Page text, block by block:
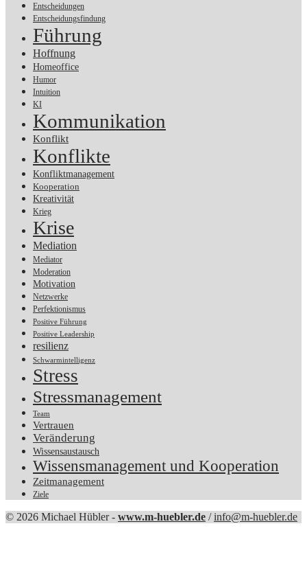
Entscheidungen
Entscheidungsfindung
Führung
Hoffnung
Homeoffice
Humor
Intuition
KI
Kommunikation
Konflikt
Konflikte
Konfliktmanagement
Kooperation
Kreativität
Krieg
Krise
Mediation
Mediator
Moderation
Motivation
Netzwerke
Perfektionismus
Positive Führung
Positive Leadership
resilienz
Schwarmintelligenz
Stress
Stressmanagement
Team
Vertrauen
Veränderung
Wissensaustausch
Wissensmanagement und Kooperation
Zeitmanagement
Ziele
© 2026 Michael Hübler - www.m-huebler.de /info@m-huebler.de